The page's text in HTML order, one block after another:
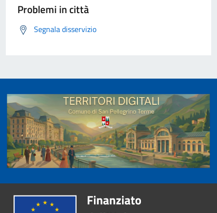
Problemi in città
Segnala disservizio